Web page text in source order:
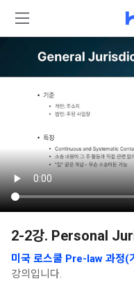
2-2강. Personal
미국 로스쿨 Pre-law 과정
강의입니다.